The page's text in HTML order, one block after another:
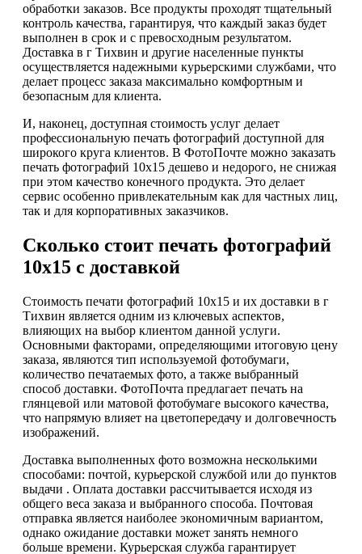
обработки заказов. Все продукты проходят тщательный
контроль качества, гарантируя, что каждый заказ будет
выполнен в срок и с превосходным результатом.
Доставка в г Тихвин и другие населенные пункты
осуществляется надежными курьерскими службами, что
делает процесс заказа максимально комфортным и
безопасным для клиента.
И, наконец, доступная стоимость услуг делает
профессиональную печать фотографий доступной для
широкого круга клиентов. В ФотоПочте можно заказать
печать фотографий 10х15 дешево и недорого, не снижая
при этом качество конечного продукта. Это делает
сервис особенно привлекательным как для частных лиц,
так и для корпоративных заказчиков.
Сколько стоит печать фотографий
10х15 с доставкой
Стоимость печати фотографий 10х15 и их доставки в г
Тихвин является одним из ключевых аспектов,
влияющих на выбор клиентом данной услуги.
Основными факторами, определяющими итоговую цену
заказа, являются тип используемой фотобумаги,
количество печатаемых фото, а также выбранный
способ доставки. ФотоПочта предлагает печать на
глянцевой или матовой фотобумаге высокого качества,
что напрямую влияет на цветопередачу и долговечность
изображений.
Доставка выполненных фото возможна несколькими
способами: почтой, курьерской службой или до пунктов
выдачи . Оплата доставки рассчитывается исходя из
общего веса заказа и выбранного способа. Почтовая
отправка является наиболее экономичным вариантом,
однако ожидание доставки может занять немного
больше времени. Курьерская служба гарантирует